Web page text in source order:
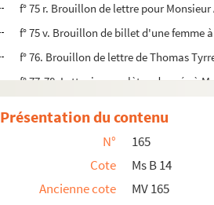
f° 75 r. Brouillon de lettre pour
f° 75 v. Brouillon de billet d'une femme
f° 76. Brouillon de lettre de Thomas
f° 77-78. Lettre incomplète adressée à
Présentation du contenu
N°
165
Cote
Ms B 14
Ancienne cote
MV 165